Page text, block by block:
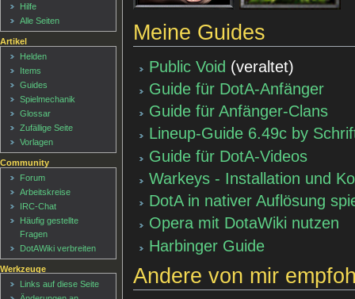
Meine Guides
Public Void (veraltet)
Guide für DotA-Anfänger
Guide für Anfänger-Clans
Lineup-Guide 6.49c by
Guide für DotA-Videos
Warkeys - Installation und
DotA in nativer Auflösung
Opera mit DotaWiki nutzen
Harbinger Guide
Andere von mir
Hilfe
Alle Seiten
Artikel
Helden
Items
Guides
Spielmechanik
Glossar
Zufällige Seite
Vorlagen
Community
Forum
Arbeitskreise
IRC-Chat
Häufig gestellte
Fragen
DotAWiki verbreiten
Werkzeuge
Links auf diese Seite